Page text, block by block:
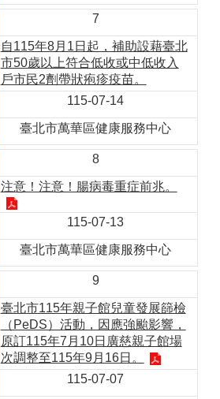
7
自115年8月1日起，補助設藉臺北
市50歲以上符合低收或中低收入
戶市民2劑帶狀疱疹疫苗。
115-07-14
臺北市萬華區健康服務中心
8
注意！注意！腸病毒重症前兆。
115-07-13
臺北市萬華區健康服務中心
9
臺北市115年親子館兒童發展篩檢
（PeDS）活動，因應強颱影響，
原訂115年7月10日廣慈親子館場
次調整至115年9月16日。
115-07-07